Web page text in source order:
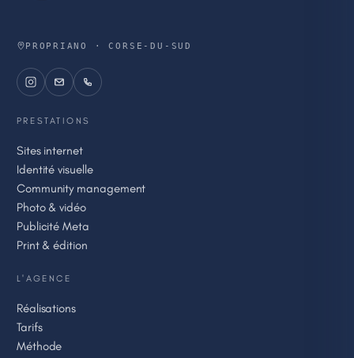
PROPRIANO · CORSE-DU-SUD
PRESTATIONS
Sites internet
Identité visuelle
Community management
Photo & vidéo
Publicité Meta
Print & édition
L'AGENCE
Réalisations
Tarifs
Méthode